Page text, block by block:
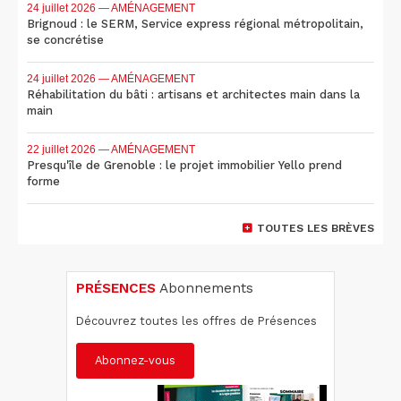
24 juillet 2026 — AMÉNAGEMENT
Brignoud : le SERM, Service express régional métropolitain,
se concrétise
24 juillet 2026 — AMÉNAGEMENT
Réhabilitation du bâti : artisans et architectes main dans la
main
22 juillet 2026 — AMÉNAGEMENT
Presqu'île de Grenoble : le projet immobilier Yello prend
forme
TOUTES LES BRÈVES
PRÉSENCES Abonnements
Découvrez toutes les offres de Présences
Abonnez-vous